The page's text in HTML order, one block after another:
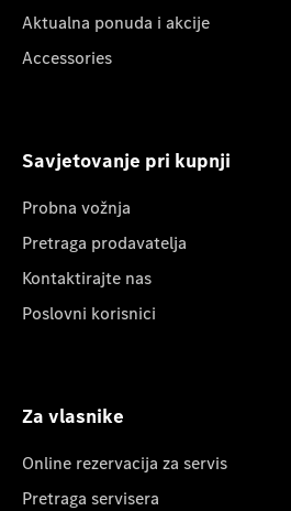
Aktualna ponuda i akcije
Accessories
Savjetovanje pri kupnji
Probna vožnja
Pretraga prodavatelja
Kontaktirajte nas
Poslovni korisnici
Za vlasnike
Online rezervacija za servis
Pretraga servisera